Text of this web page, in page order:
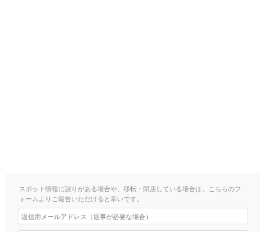
スポット情報に誤りがある場合や、移転・閉店している場合は、こちらのフ
ォームよりご報告いただけると幸いです。